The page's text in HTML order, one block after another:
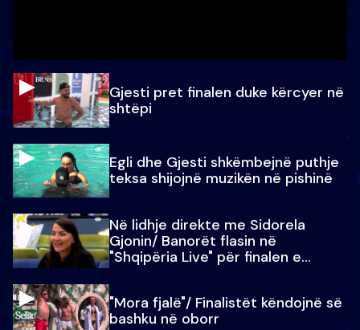
Gjesti pret finalen duke kërcyer në
shtëpi
Egli dhe Gjesti shkëmbejnë puthje
teksa shijojnë muzikën në pishinë
Në lidhje direkte me Sidorela
Gjonin/ Banorët flasin në
"Shqipëria Live" për finalen e
"Mora fjalë"/ Finalistët këndojnë së
bashku në oborr